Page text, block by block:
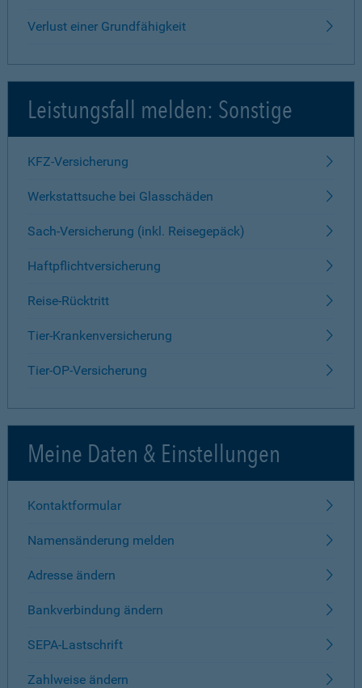
Verlust einer Grundfähigkeit
Leistungsfall melden: Sonstige
KFZ-Versicherung
Werkstattsuche bei Glasschäden
Sach-Versicherung (inkl. Reisegepäck)
Haftpflichtversicherung
Reise-Rücktritt
Tier-Krankenversicherung
Tier-OP-Versicherung
Meine Daten & Einstellungen
Kontaktformular
Namensänderung melden
Adresse ändern
Bankverbindung ändern
SEPA-Lastschrift
Zahlweise ändern